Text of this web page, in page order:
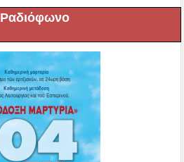
Ραδιόφωνο